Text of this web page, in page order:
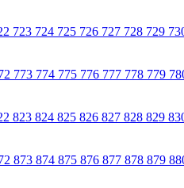
723 724 725 726 727 728 729
773 774 775 776 777 778 779
823 824 825 826 827 828 829
873 874 875 876 877 878 879